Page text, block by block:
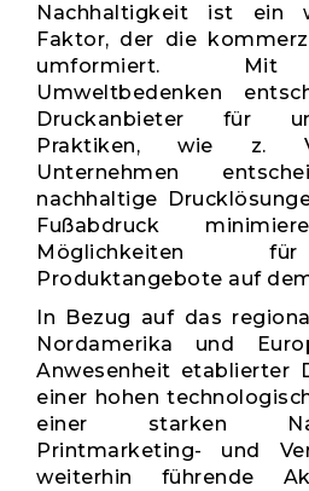
Nachhaltigkeit ist ein
Faktor, der die
umformiert. Mit
Umweltbedenken
Druckanbieter für
Praktiken, wie z.
Unternehmen
nachhaltige
Fußabdruck
Möglichkeiten
Produktangebote auf
In Bezug auf das
Nordamerika und
Anwesenheit etablierter
einer hohen
einer starken
Printmarketing- und
weiterhin führende